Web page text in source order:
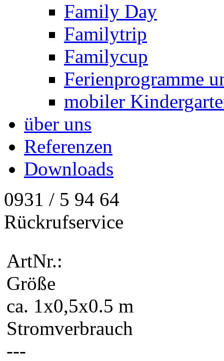
Family Day
Familytrip
Familycup
Ferienprogramme
mobiler
über uns
Referenzen
Downloads
0931 / 5 94 64
Rückrufservice
ArtNr.:
Größe
ca. 1x0,5x0.5 m
Stromverbrauch
---